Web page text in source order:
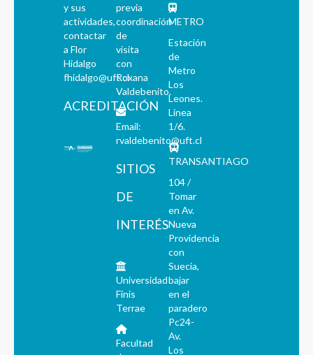
y sus
actividades,
contactar
a Flor
Hidalgo
fhidalgo@uft.cl
ACREDITACIÓN
previa
coordinación
de
visita
con
Roxana
Valdebenito.
Email:
rvaldebenito@uft.cl
SITIOS
DE
INTERÉS
Universidad
Finis
Terrae
Facultad
METRO
Estación
de
Metro
Los
Leones.
Línea
1/6.
TRANSANTIAGO
104 /
Tomar
en Av.
Nueva
Providencia
con
Suecia,
bajar
en el
paradero
Pc24-
Av.
Los